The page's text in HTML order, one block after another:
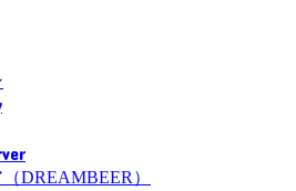
DREAMBEER）